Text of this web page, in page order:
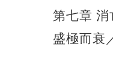
第七章
盛極而衰